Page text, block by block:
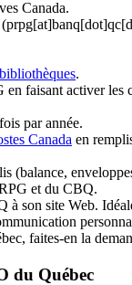
Canada.
.
faisant activer
par année.
Canada en
(balance,
et du CBQ.
à son site Web.
faites-en la
du Québec